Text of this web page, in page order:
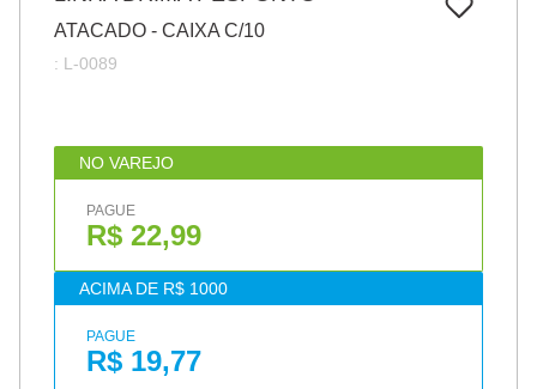
ATACADO - CAIXA C/10
: L-0089
NO VAREJO
PAGUE
R$ 22,99
ACIMA DE R$ 1000
PAGUE
R$ 19,77
cola
º havaianas